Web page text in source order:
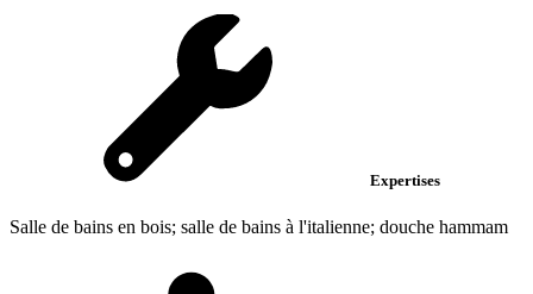
Expertises
Salle de bains en bois; salle de bains à l'italienne; douche hammam